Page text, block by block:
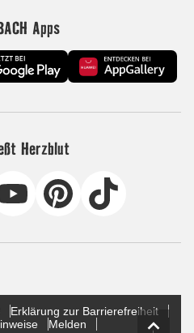
Apps
Herzblut
Erklärung zur Barrierefreiheit
Melden